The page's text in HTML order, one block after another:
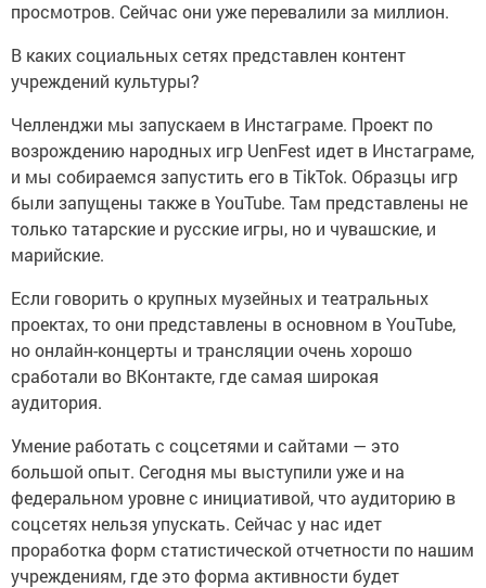
просмотров. Сейчас они уже перевалили за миллион.
В каких социальных сетях представлен контент
учреждений культуры?
Челленджи мы запускаем в Инстаграме. Проект по
возрождению народных игр UenFest идет в Инстаграме,
и мы собираемся запустить его в TikTok. Образцы игр
были запущены также в YouTube. Там представлены не
только татарские и русские игры, но и чувашские, и
марийские.
Если говорить о крупных музейных и театральных
проектах, то они представлены в основном в YouTube,
но онлайн-концерты и трансляции очень хорошо
сработали во ВКонтакте, где самая широкая
аудитория.
Умение работать с соцсетями и сайтами — это
большой опыт. Сегодня мы выступили уже и на
федеральном уровне с инициативой, что аудиторию в
соцсетях нельзя упускать. Сейчас у нас идет
проработка форм статистической отчетности по нашим
учреждениям, где это форма активности будет